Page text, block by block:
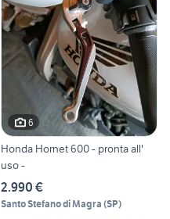
6
Honda Hornet 600 - pronta all'
uso -
2.990 €
Santo Stefano di Magra (SP)